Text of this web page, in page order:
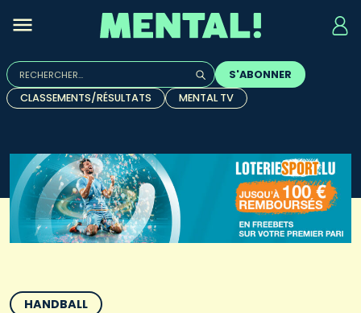
Rechercher :
Quand les résultats de l'auto-complétion sont
S'ABONNER
CLASSEMENTS/RÉSULTATS
MENTAL TV
HANDBALL